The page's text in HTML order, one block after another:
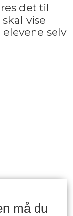
det til
vise
selv
må du